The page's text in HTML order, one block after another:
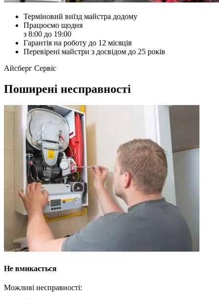
Терміновий виїзд майстра додому
Працюємо щодня
з 8:00 до 19:00
Гарантія на роботу до 12 місяців
Перевірені майстри з досвідом до 25 років
Айсберг Сервіс
Поширені несправності
Не вмикається
Можливі несправності: